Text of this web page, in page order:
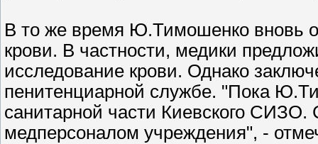
В то же время Ю.Тимошенко вновь
крови. В частности, медики
исследование крови. Однако
пенитенциарной службе. "Пока
санитарной части Киевского СИЗО.
медперсоналом учреждения", -